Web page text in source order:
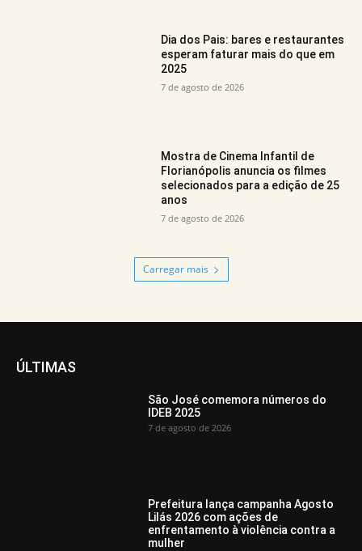
Dia dos Pais: bares e restaurantes
esperam faturar mais do que em
2025
7 de agosto de 2026
Mostra de Cinema Infantil de
Florianópolis anuncia os filmes
selecionados para a edição de 25
anos
7 de agosto de 2026
Carregar mais
ÚLTIMAS
São José comemora números do
IDEB 2025
7 de agosto de 2026
Prefeitura lança campanha Agosto
Lilás 2026 com ações de
enfrentamento à violência contra a
mulher